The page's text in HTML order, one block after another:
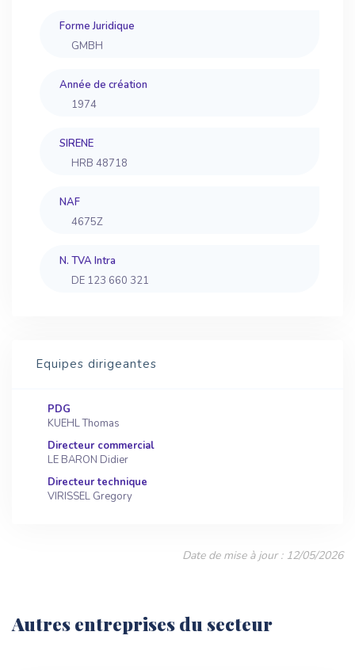
Forme Juridique
GMBH
Année de création
1974
SIRENE
HRB 48718
NAF
4675Z
N. TVA Intra
DE 123 660 321
Equipes dirigeantes
PDG
KUEHL Thomas
Directeur commercial
LE BARON Didier
Directeur technique
VIRISSEL Gregory
Date de mise à jour : 12/05/2026
Autres entreprises du secteur